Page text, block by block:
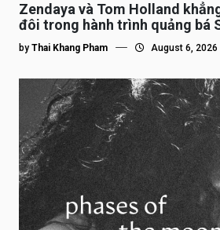
Zendaya và Tom Holland
đôi trong hành trình quảng bá
by Thai Khang Pham August 6, 2026